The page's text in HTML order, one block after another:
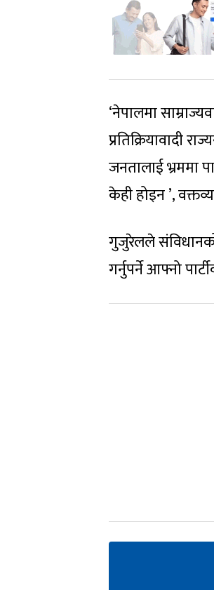
‘नेपालमा
प्रतिक्रियावादी
जनतालाई भ्रममा
केही होइन ’,
गुजुरेलले
गर्नुपर्ने आफ्नो